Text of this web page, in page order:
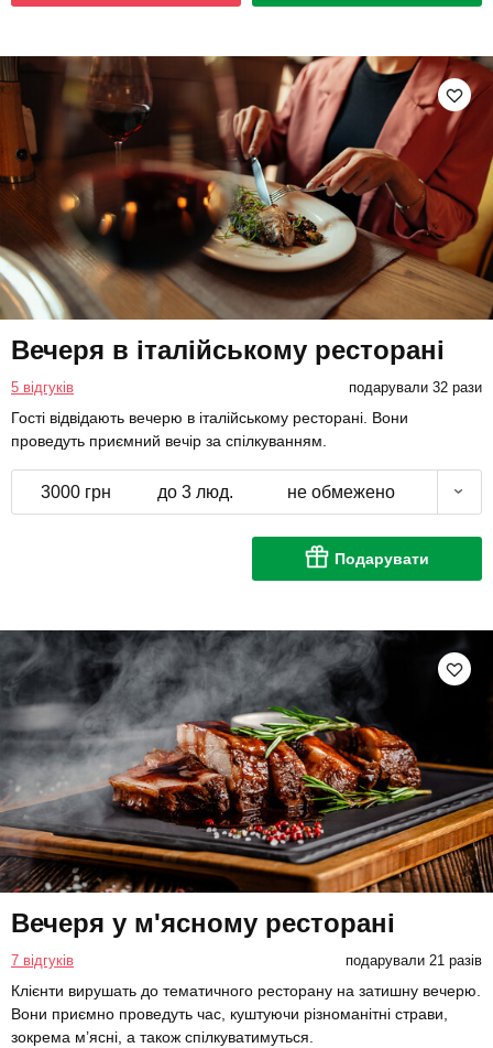
Вечеря в італійському ресторані
5 відгуків подарували 32 рази
Гості відвідають вечерю в італійському ресторані. Вони
проведуть приємний вечір за спілкуванням.
3000 грн до 3 люд. не обмежено
Подарувати
Вечеря у м'ясному ресторані
7 відгуків подарували 21 разів
Клієнти вирушать до тематичного ресторану на затишну вечерю.
Вони приємно проведуть час, куштуючи різноманітні страви,
зокрема м’ясні, а також спілкуватимуться.